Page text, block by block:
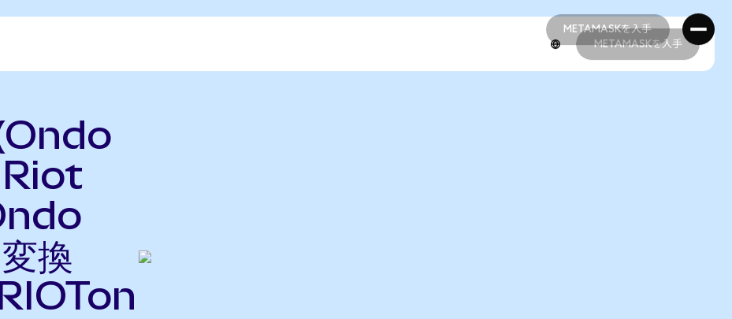
METAMASKを入手
METAMASKを入手
METAMASKを入手
換